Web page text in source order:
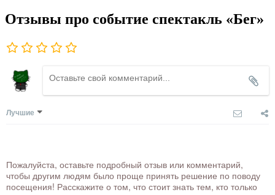
Отзывы про событие спектакль «Бег»
Лучшие
Пожалуйста, оставьте подробный отзыв или комментарий,
чтобы другим людям было проще принять решение по поводу
посещения! Расскажите о том, что стоит знать тем, кто только